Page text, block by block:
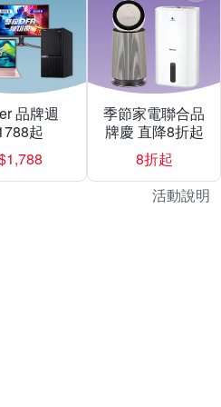
品牌週
起
季節家電聯合品
牌慶 直降8折起
8折起
活動說明